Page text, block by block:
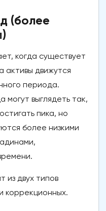
(более
когда существует
активы движутся
периода.
выглядеть так,
пика, но
более низкими
из двух типов
коррекционных.